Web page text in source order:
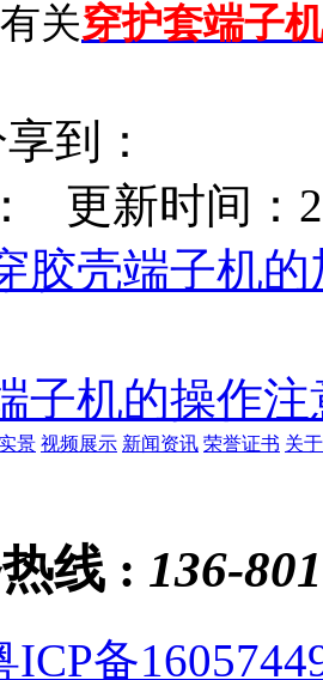
关穿护套端子
到：
更新时间：
胶壳端子机
子机的操作
景 视频展示 新闻资讯 荣誉证书 关
线 : 136-
ICP备